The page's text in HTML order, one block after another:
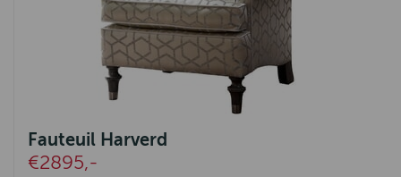
Fauteuil Harverd
€2895,-